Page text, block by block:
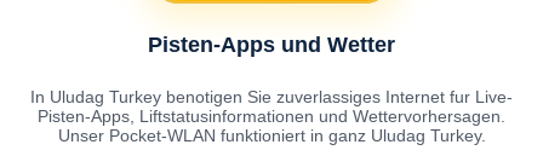
Pisten-Apps und Wetter
In Uludag Turkey benotigen Sie zuverlassiges Internet fur Live-
Pisten-Apps, Liftstatusinformationen und Wettervorhersagen.
Unser Pocket-WLAN funktioniert in ganz Uludag Turkey.